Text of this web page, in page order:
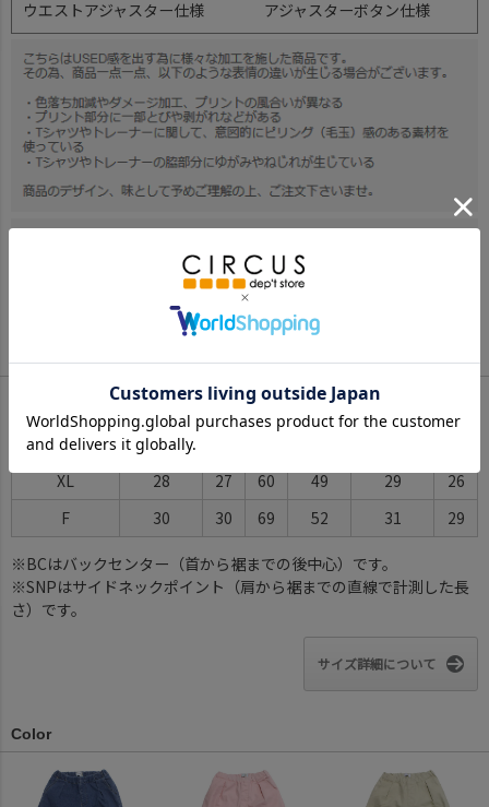
ウエストアジャスター仕様 アジャスターボタン仕様
ウエスト 股上 股下 ヒップ わたり幅
L
24.5
XL
28 27 60 49 29
26
F
30 30 69 52 31 29
※BCはバックセンター（首から裾までの後中心）です。
※SNPはサイドネックポイント（肩から裾までの直線で計測した長
さ）です。
サイズ詳細について
Color